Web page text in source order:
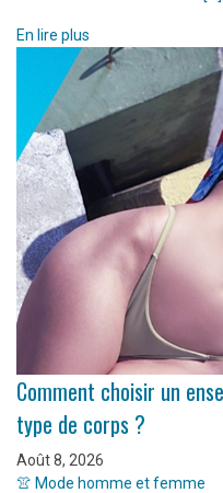
En lire plus
Comment choisir un
type de corps ?
Août 8, 2026
👚 Mode homme et femme